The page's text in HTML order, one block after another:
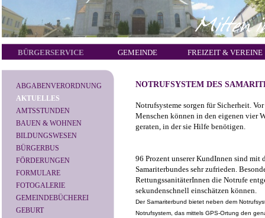
BÜRGERSERVICE GEMEINDE FREIZEIT & VEREINE
ABGABENVERORDNUNG
AKTUELLES
AMTSSTUNDEN
BAUEN & WOHNEN
BILDUNGSWESEN
BÜRGERBUS
FÖRDERUNGEN
FORMULARE
FOTOGALERIE
GEMEINDEBÜCHEREI
GEBURT
NOTRUFSYSTEM DES
Notrufsysteme sorgen für Sicherheit.
Menschen können in den eigenen vier
geraten, in der sie Hilfe benötigen.
96 Prozent unserer KundInnen sind mit
Samariterbundes sehr zufrieden.
RettungssanitäterInnen die Notrufe
sekundenschnell einschätzen können.
Der Samariterbund bietet neben dem
Notrufsystem, das mittels GPS-Ortung den